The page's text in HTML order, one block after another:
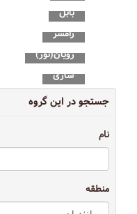
بابل
رامسر
رویان(نور)
ساری
سلمان شهر
جستجو در این گروه
نام
منطقه